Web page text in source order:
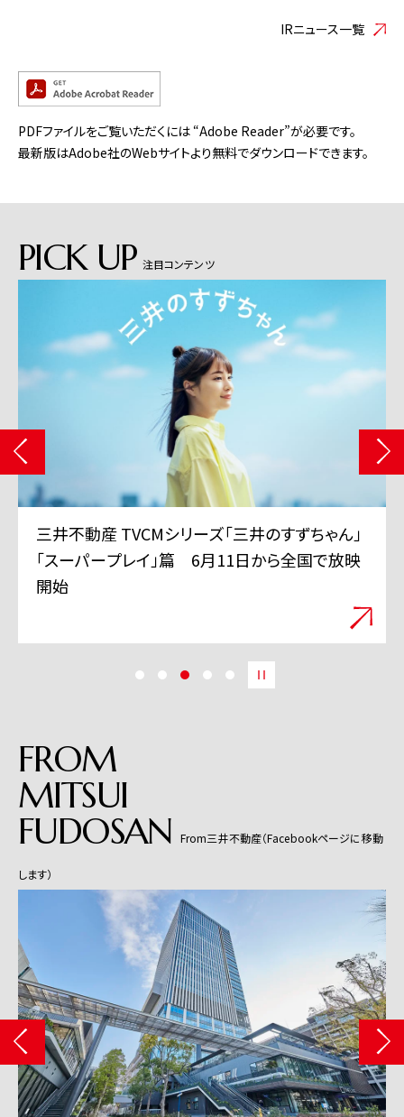
IRニュース一覧
PDFファイルをご覧いただくには “Adobe Reader”が必要です。
最新版はAdobe社のWebサイトより無料でダウンロードできます。
PICK UP 注目コンテンツ
三井不動産 TVCMシリーズ「三井のすずちゃん」
「スーパープレイ」篇 6月11日から全国で放映
開始
FROM
MITSUI
FUDOSAN From三井不動産（Facebookページに移動
します）